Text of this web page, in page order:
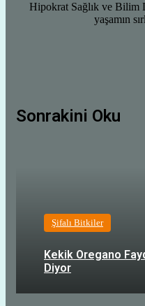
Hipokrat Sağlık ve Bilim
yaşamın
Sonrakini Oku
Şifalı Bitkiler
Kekik Oregano
Diyor